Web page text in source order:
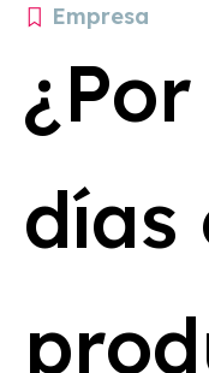
Empresa
días